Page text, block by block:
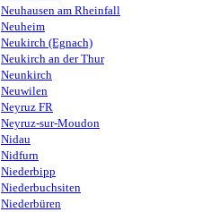
Neuhausen am Rheinfall
Neuheim
Neukirch (Egnach)
Neukirch an der Thur
Neunkirch
Neuwilen
Neyruz FR
Neyruz-sur-Moudon
Nidau
Nidfurn
Niederbipp
Niederbuchsiten
Niederbüren